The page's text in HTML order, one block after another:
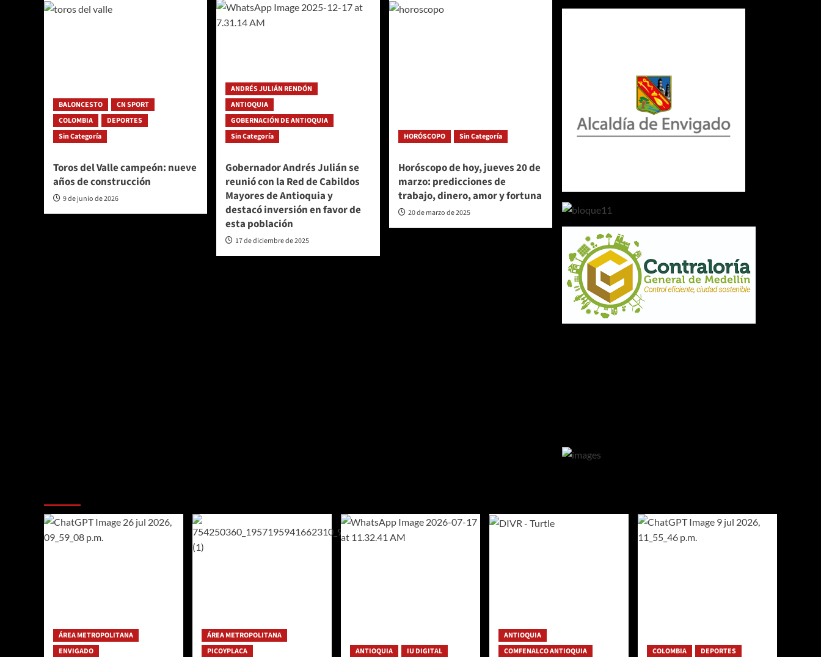
BALONCESTO
CN SPORT
COLOMBIA
DEPORTES
Sin Categoría
Toros del Valle campeón: nueve
años de construcción
9 de junio de 2026
ANDRÉS JULIÁN RENDÓN
ANTIOQUIA
GOBERNACIÓN DE ANTIOQUIA
Sin Categoría
Gobernador Andrés Julián se
reunió con la Red de Cabildos
Mayores de Antioquia y
destacó inversión en favor de
esta población
17 de diciembre de 2025
HORÓSCOPO Sin Categoría
Horóscopo de hoy, jueves 20 de
marzo: predicciones de
trabajo, dinero, amor y fortuna
20 de marzo de 2025
ÁREA METROPOLITANA
ENVIGADO
ÁREA METROPOLITANA
PICOYPLACA
ANTIOQUIA IU DIGITAL
ANTIOQUIA
COMFENALCO ANTIOQUIA
COLOMBIA DEPORTES